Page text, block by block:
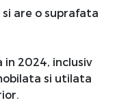
are o suprafata
2024, inclusiv
si utilata